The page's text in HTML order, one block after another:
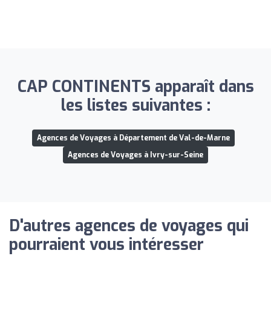
CAP CONTINENTS apparaît dans
les listes suivantes :
Agences de Voyages à Département de Val-de-Marne
Agences de Voyages à Ivry-sur-Seine
D'autres agences de voyages qui
pourraient vous intéresser